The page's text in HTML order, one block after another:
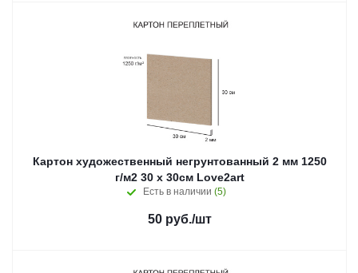
Картон художественный негрунтованный 2 мм 1250
г/м2 30 х 30см Love2art
Есть в наличии (5)
50 руб./шт